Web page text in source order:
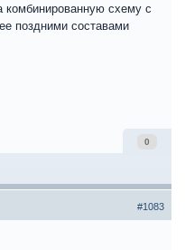
комбинированную схему с
поздними составами
0
#1083